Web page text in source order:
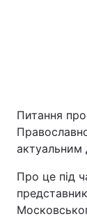
Питання про
актуальним
Про це під